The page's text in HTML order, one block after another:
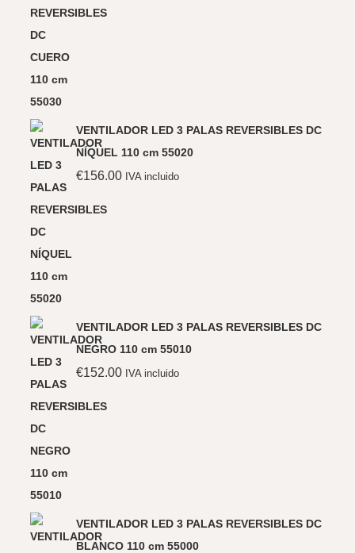
VENTILADOR LED 3 PALAS REVERSIBLES DC
NÍQUEL 110 cm 55020
€156.00 IVA incluido
VENTILADOR LED 3 PALAS REVERSIBLES DC
NEGRO 110 cm 55010
€152.00 IVA incluido
VENTILADOR LED 3 PALAS REVERSIBLES DC
BLANCO 110 cm 55000